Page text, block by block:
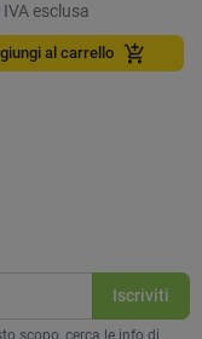
IVA esclusa
al carrello add_shopping_cart
scopo, cerca le info di